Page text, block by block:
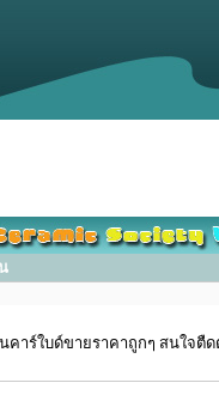
าร์ใบด์ขายราคาถูกๆ สนใจตืด